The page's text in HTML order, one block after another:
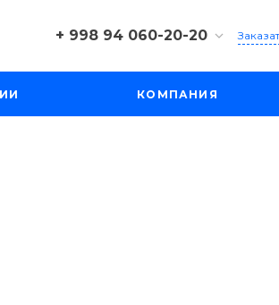
+ 998 94 060-20-20
г. Ташкент, ул. Туёна 4а
Вт-Вс: 9:00-18:00
КОМПАНИЯ